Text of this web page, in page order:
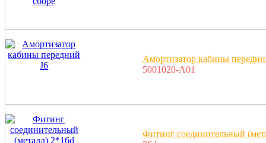
Амортизатор кабины
5001020-A01
Фитинг соединительный